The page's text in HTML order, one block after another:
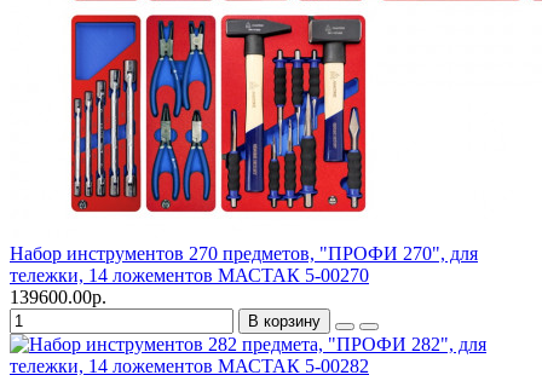
Набор инструментов 270 предметов, "ПРОФИ 270", для
тележки, 14 ложементов МАСТАК 5-00270
139600.00р.
В корзину